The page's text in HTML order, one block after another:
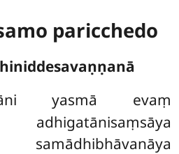
paricchedo
yasmā evaṃ
adhigatānisaṃsāya